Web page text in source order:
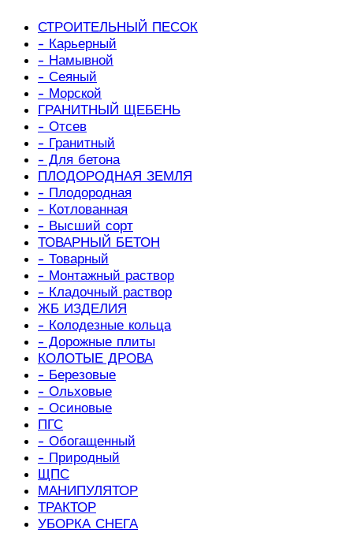
СТРОИТЕЛЬНЫЙ ПЕСОК
- Карьерный
- Намывной
- Сеяный
- Морской
ГРАНИТНЫЙ ЩЕБЕНЬ
- Отсев
- Гранитный
- Для бетона
ПЛОДОРОДНАЯ ЗЕМЛЯ
- Плодородная
- Котлованная
- Высший сорт
ТОВАРНЫЙ БЕТОН
- Товарный
- Монтажный раствор
- Кладочный раствор
ЖБ ИЗДЕЛИЯ
- Колодезные кольца
- Дорожные плиты
КОЛОТЫЕ ДРОВА
- Березовые
- Ольховые
- Осиновые
ПГС
- Обогащенный
- Природный
ЩПС
МАНИПУЛЯТОР
ТРАКТОР
УБОРКА СНЕГА